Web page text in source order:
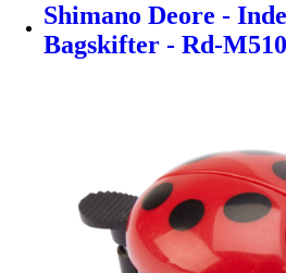
Shimano Deore -
Bagskifter - Rd-